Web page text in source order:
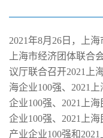
2021年8月26日，上
上海市经济团体联合
议厅联合召开2021上
海企业100强、2021
企业100强、2021上
企业100强、2021上
产业企业100强和